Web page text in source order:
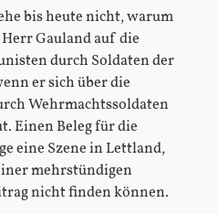
bis heute nicht, warum
Gauland auf die
durch Soldaten der
er sich über die
Wehrmachtssoldaten
Einen Beleg für die
eine Szene in Lettland,
mehrstündigen
nicht finden können.